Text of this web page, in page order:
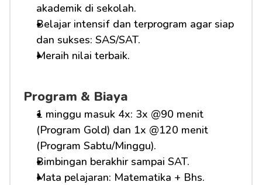
akademik di sekolah.
Belajar intensif dan terprogram agar siap
dan sukses: SAS/SAT.
Meraih nilai terbaik.
Program & Biaya
1 minggu masuk 4x: 3x @90 menit
(Program Gold) dan 1x @120 menit
(Program Sabtu/Minggu).
Bimbingan berakhir sampai SAT.
Mata pelajaran: Matematika + Bhs.